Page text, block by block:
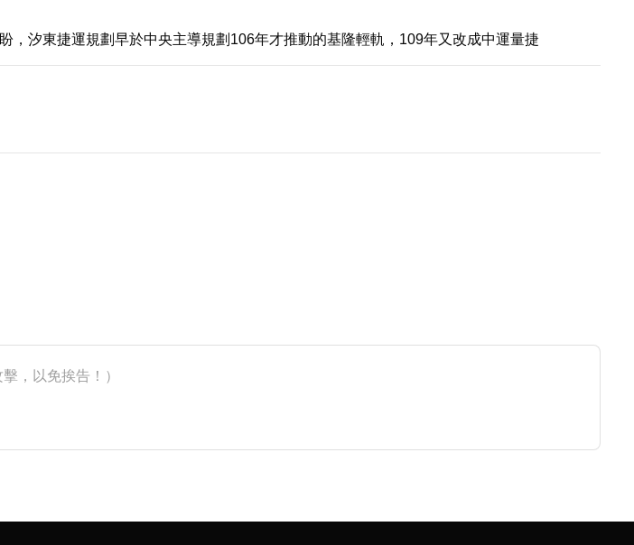
汐東捷運規劃早於中央主導規劃106年才推動的基隆輕軌，109年又改成中運量捷
，以免挨告！）